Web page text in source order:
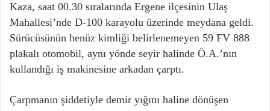
Kaza, saat 00.30 sıralarında Ergene ilçesinin Ulaş
Mahallesi’nde D-100 karayolu üzerinde meydana geldi.
Sürücüsünün henüz kimliği belirlenemeyen 59 FV 888
plakalı otomobil, aynı yönde seyir halinde Ö.A.’nın
kullandığı iş makinesine arkadan çarptı.
Çarpmanın şiddetiyle demir yığını haline dönüşen